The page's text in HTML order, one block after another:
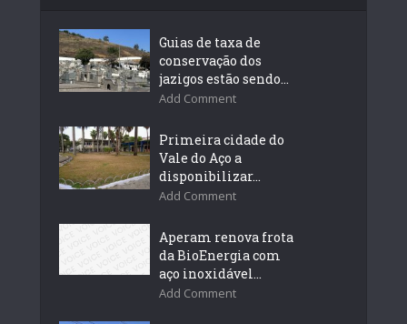
Guias de taxa de
conservação dos
jazigos estão sendo...
Add Comment
Primeira cidade do
Vale do Aço a
disponibilizar...
Add Comment
Aperam renova frota
da BioEnergia com
aço inoxidável...
Add Comment